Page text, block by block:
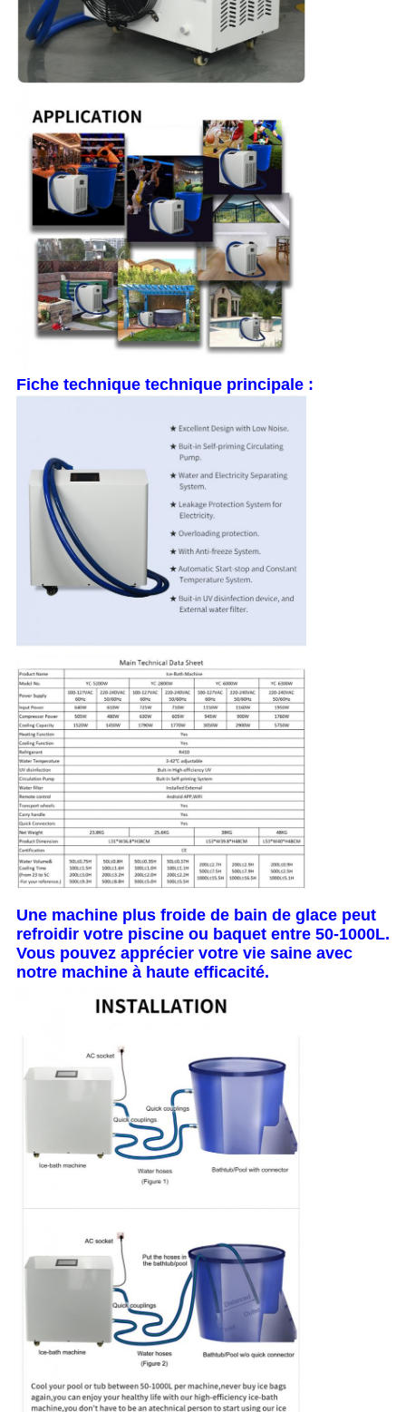
Fiche technique technique principale :
Une machine plus froide de bain de glace peut
refroidir votre piscine ou baquet entre 50-1000L.
Vous pouvez apprécier votre vie saine avec
notre machine à haute efficacité.